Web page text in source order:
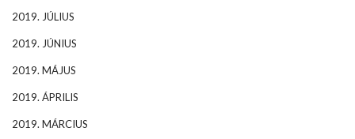
2019. JÚLIUS
2019. JÚNIUS
2019. MÁJUS
2019. ÁPRILIS
2019. MÁRCIUS